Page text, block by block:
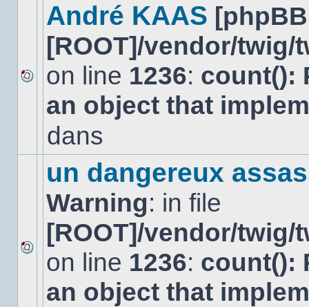
sujet.
Aucun
nouveau
message
sujet.
André KAAS
[ROOT]/vendor/
on line 1236: count():
an object that
dans
Aucun
nouveau
message
non-
un dangereux
Warning: in file
[ROOT]/vendor/
on line 1236: count():
an object that